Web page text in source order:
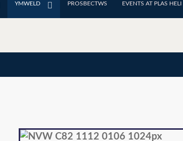
YMWELD PROSBECTWS EVENTS AT PLAS HELI